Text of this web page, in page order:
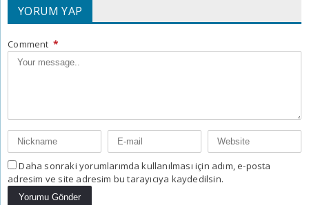
YORUM YAP
Comment *
Daha sonraki yorumlarımda kullanılması için adım, e-posta
adresim ve site adresim bu tarayıcıya kaydedilsin.